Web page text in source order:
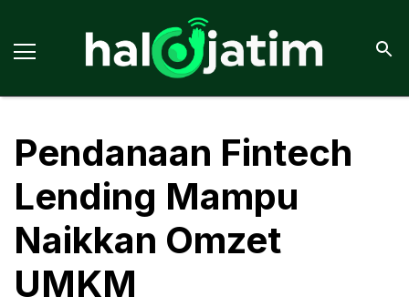
Pendanaan Fintech
Lending Mampu
Naikkan Omzet
UMKM